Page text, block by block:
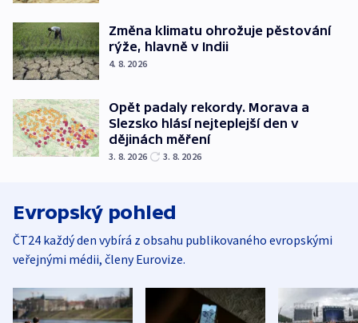
Změna klimatu ohrožuje pěstování
rýže, hlavně v Indii
4. 8. 2026
Opět padaly rekordy. Morava a
Slezsko hlásí nejteplejší den v
dějinách měření
3. 8. 2026 3. 8. 2026
Evropský pohled
ČT24 každý den vybírá z obsahu publikovaného evropskými
veřejnými médii, členy Eurovize.